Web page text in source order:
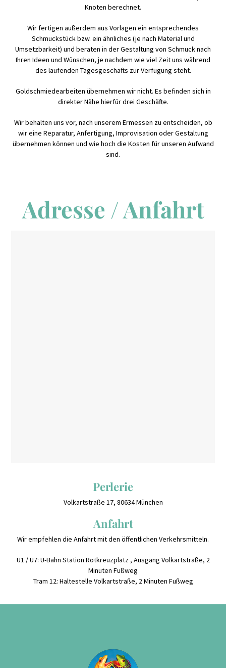
Knoten berechnet.
Wir fertigen außerdem aus Vorlagen ein entsprechendes
Schmuckstück bzw. ein ähnliches (je nach Material und
Umsetzbarkeit) und beraten in der Gestaltung von Schmuck nach
Ihren Ideen und Wünschen, je nachdem wie viel Zeit uns während
des laufenden Tagesgeschäfts zur Verfügung steht.
Goldschmiedearbeiten übernehmen wir nicht. Es befinden sich in
direkter Nähe hierfür drei Geschäfte.
Wir behalten uns vor, nach unserem Ermessen zu entscheiden, ob
wir eine Reparatur, Anfertigung, Improvisation oder Gestaltung
übernehmen können und wie hoch die Kosten für unseren Aufwand
sind.
Adresse / Anfahrt
Perlerie
Volkartstraße 17, 80634 München
Anfahrt
Wir empfehlen die Anfahrt mit den öffentlichen Verkehrsmitteln.
U1 / U7: U-Bahn Station Rotkreuzplatz , Ausgang Volkartstraße, 2
Minuten Fußweg
Tram 12: Haltestelle Volkartstraße, 2 Minuten Fußweg